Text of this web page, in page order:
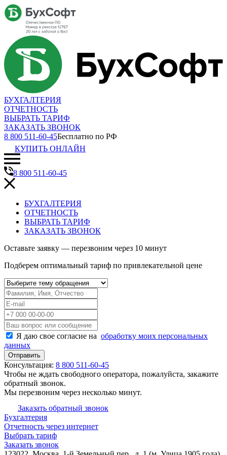
БУХГАЛТЕРИЯ
ОТЧЕТНОСТЬ
ВЫБРАТЬ ТАРИФ
ЗАКАЗАТЬ ЗВОНОК
8 800 511-60-45Бесплатно по РФ
КУПИТЬ ОНЛАЙН
8 800 511-60-45
БУХГАЛТЕРИЯ
ОТЧЕТНОСТЬ
ВЫБРАТЬ ТАРИФ
ЗАКАЗАТЬ ЗВОНОК
Оставьте заявку — перезвоним через 10 минут
Подберем оптимальный тариф по привлекательной цене
Я даю свое согласие на обработку моих персональных
данных
Консультация: 8 800 511-60-45
Чтобы не ждать свободного оператора, пожалуйста, закажите
обратный звонок.
Мы перезвоним через несколько минут.
Заказать обратный звонок
Бухгалтерия
Отчетность через интернет
Выбрать тариф
Заказать звонок